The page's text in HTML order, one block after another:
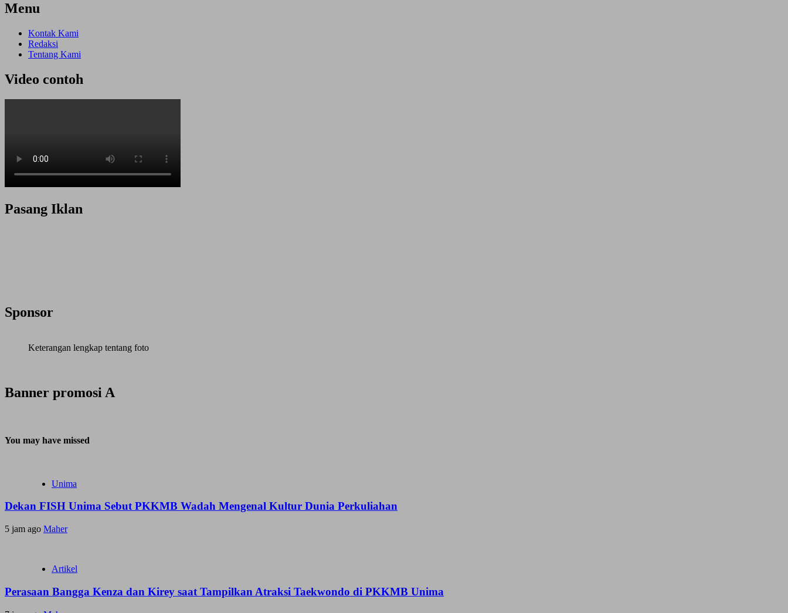
Menu
Kontak Kami
Redaksi
Tentang Kami
Video contoh
Pasang Iklan
Sponsor
Keterangan lengkap tentang foto
Banner promosi A
You may have missed
Unima
Dekan FISH Unima Sebut PKKMB Wadah Mengenal Kultur Dunia Perkuliahan
5 jam ago Maher
Artikel
Perasaan Bangga Kenza dan Kirey saat Tampilkan Atraksi Taekwondo di PKKMB Unima